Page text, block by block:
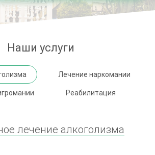
Наши услуги
Лечение наркомании
Реабилитация
лечение алкоголизма